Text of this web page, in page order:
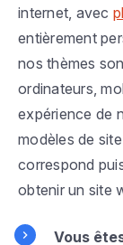
internet, avec
entièrement
nos thèmes
ordinateurs,
expérience de
modèles de
correspond
obtenir un site
Vous